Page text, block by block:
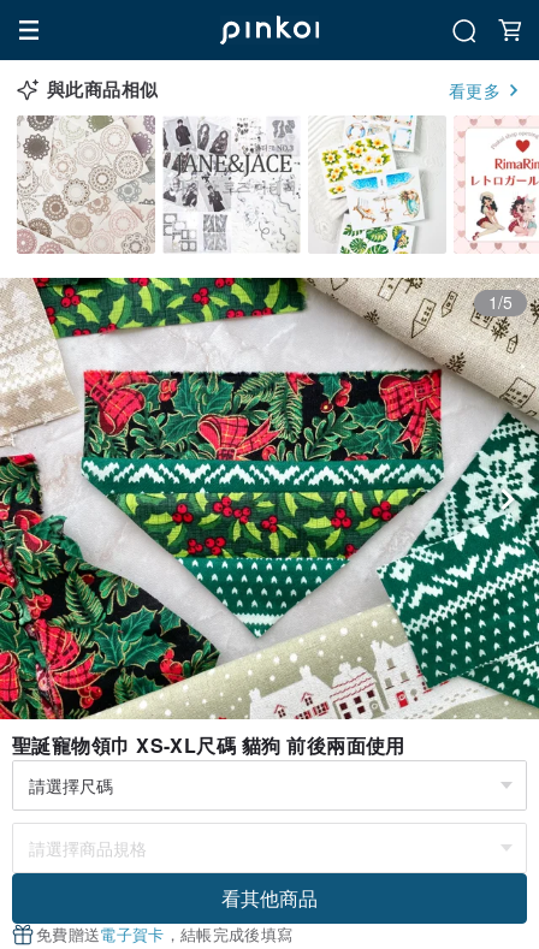
與此商品相似 看更多
1/5
聖誕寵物領巾 XS-XL尺碼 貓狗 前後兩面使用
看其他商品
免費贈送電子賀卡 ，結帳完成後填寫